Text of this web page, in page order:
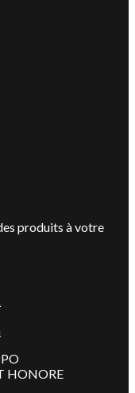
produits à votre
HONORE